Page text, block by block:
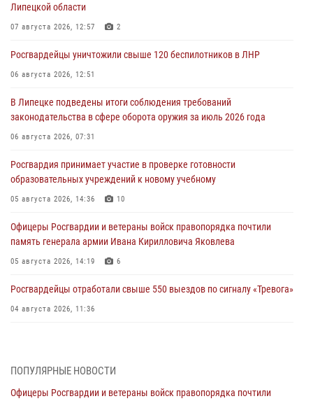
Липецкой области
07 августа 2026, 12:57 2
Росгвардейцы уничтожили свыше 120 беспилотников в ЛНР
06 августа 2026, 12:51
В Липецке подведены итоги соблюдения требований
законодательства в сфере оборота оружия за июль 2026 года
06 августа 2026, 07:31
Росгвардия принимает участие в проверке готовности
образовательных учреждений к новому учебному
05 августа 2026, 14:36 10
Офицеры Росгвардии и ветераны войск правопорядка почтили
память генерала армии Ивана Кирилловича Яковлева
05 августа 2026, 14:19 6
Росгвардейцы отработали свыше 550 выездов по сигналу «Тревога»
04 августа 2026, 11:36
04 августа 2026, 09:05
ПОПУЛЯРНЫЕ НОВОСТИ
Офицеры Росгвардии и ветераны войск правопорядка почтили